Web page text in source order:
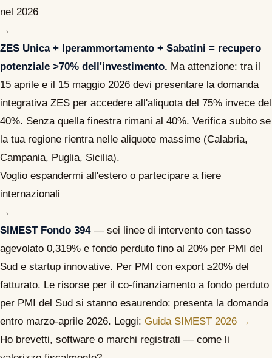
nel 2026
→
ZES Unica + Iperammortamento + Sabatini = recupero
potenziale >70% dell'investimento. Ma attenzione: tra il
15 aprile e il 15 maggio 2026 devi presentare la domanda
integrativa ZES per accedere all'aliquota del 75% invece del
40%. Senza quella finestra rimani al 40%. Verifica subito se
la tua regione rientra nelle aliquote massime (Calabria,
Campania, Puglia, Sicilia).
Voglio espandermi all'estero o partecipare a fiere
internazionali
→
SIMEST Fondo 394— sei linee di intervento con tasso
agevolato 0,319% e fondo perduto fino al 20% per PMI del
Sud e startup innovative. Per PMI con export ≥20% del
fatturato. Le risorse per il co-finanziamento a fondo perduto
per PMI del Sud si stanno esaurendo: presenta la domanda
entro marzo-aprile 2026. Leggi: Guida SIMEST 2026 →
Ho brevetti, software o marchi registrati — come li